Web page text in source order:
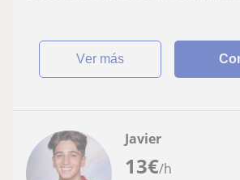
ver más
13€/h
Javier